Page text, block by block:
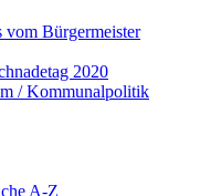
Bürgermeister
2020
/ Kommunalpolitik
A-Z